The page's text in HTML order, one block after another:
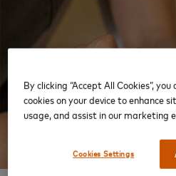
‹
By clicking “Accept All Cookies”,
cookies on your device to enhance
usage, and assist in our marketing
Cookies Settings